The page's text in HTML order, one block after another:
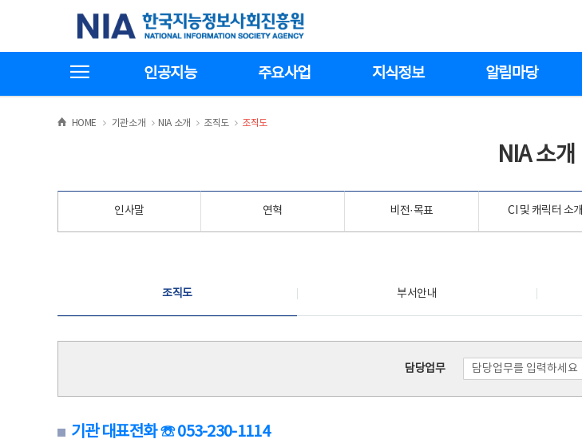
기
한국지능정보사회진흥원
인공지능 주요사업 지식정보 알림마당
HOME >
기관소개 >NIA 소개 >
조직도 >
조직도
NIA 소개
인사말 연혁 비전·목표 CI 및 캐릭터 소개
조직도 부서안내
담당업무
기관 대표전화 ☏ 053-230-1114